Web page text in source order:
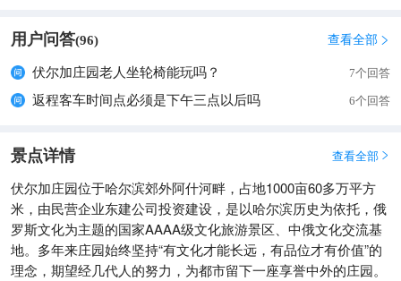
用户问答(96) 查看全部 
伏尔加庄园老人坐轮椅能玩吗？ 7个回答
返程客车时间点必须是下午三点以后吗 6个回答
景点详情 查看全部 
伏尔加庄园位于哈尔滨郊外阿什河畔，占地1000亩60多万平方
米，由民营企业东建公司投资建设，是以哈尔滨历史为依托，俄
罗斯文化为主题的国家AAAA级文化旅游景区、中俄文化交流基
地。多年来庄园始终坚持“有文化才能长远，有品位才有价值”的
理念，期望经几代人的努力，为都市留下一座享誉中外的庄园。